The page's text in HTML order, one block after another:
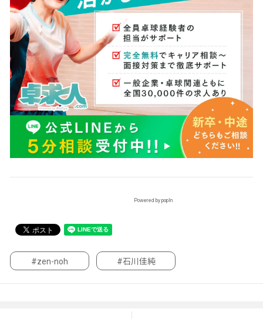
Powered by popIn
#zen-noh #石川佳純